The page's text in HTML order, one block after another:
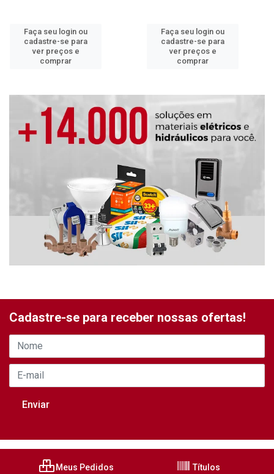
Faça seu login ou
cadastre-se para
ver preços e
comprar
Faça seu login ou
cadastre-se para
ver preços e
comprar
Cadastre-se para receber nossas ofertas!
Meus Pedidos Títulos